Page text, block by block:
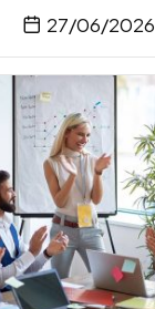
27/06/2026